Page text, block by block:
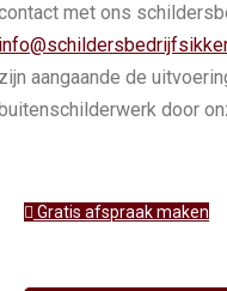
met ons
aangaande de
door
Gratis afspraak maken